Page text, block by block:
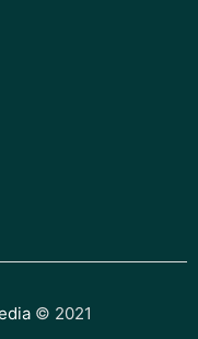
© 2021